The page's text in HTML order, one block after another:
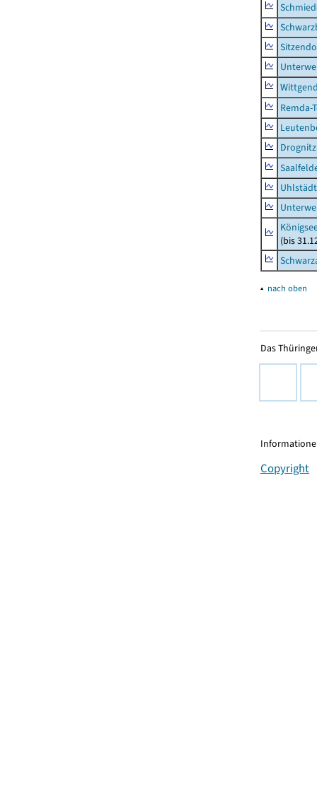
Remda-
Drognitz
(bis
▴ nach oben
Das
Copyright